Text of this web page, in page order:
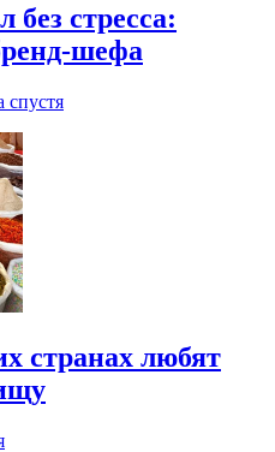
без стресса:
шефа
спустя
странах любят